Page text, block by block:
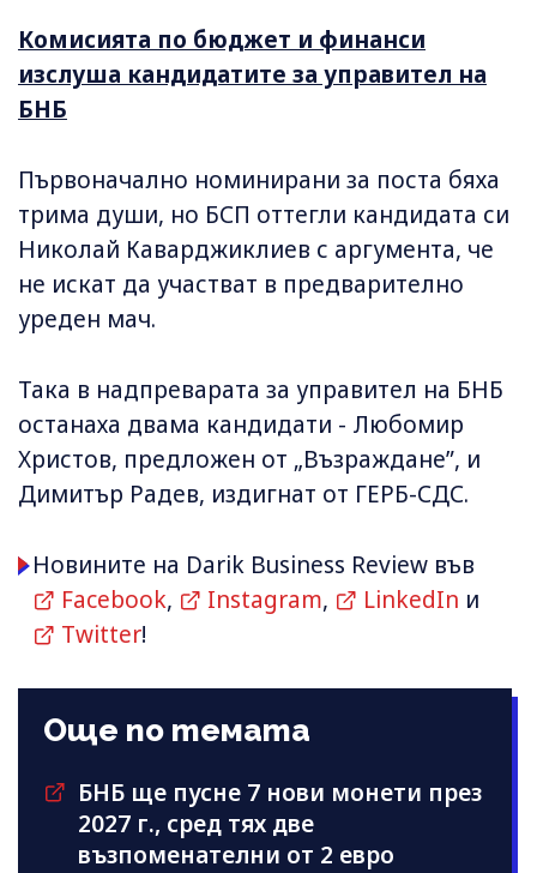
Комисията по бюджет и финанси
изслуша кандидатите за управител на
БНБ
Първоначално номинирани за поста бяха
трима души, но БСП оттегли кандидата си
Николай Каварджиклиев с аргумента, че
не искат да участват в предварително
уреден мач.
Така в надпреварата за управител на БНБ
останаха двама кандидати - Любомир
Христов, предложен от „Възраждане”, и
Димитър Радев, издигнат от ГЕРБ-СДС.
Новините на Darik Business Review във
Facebook, Instagram, LinkedIn и
Twitter!
Още по темата
БНБ ще пусне 7 нови монети през
2027 г., сред тях две
възпоменателни от 2 евро